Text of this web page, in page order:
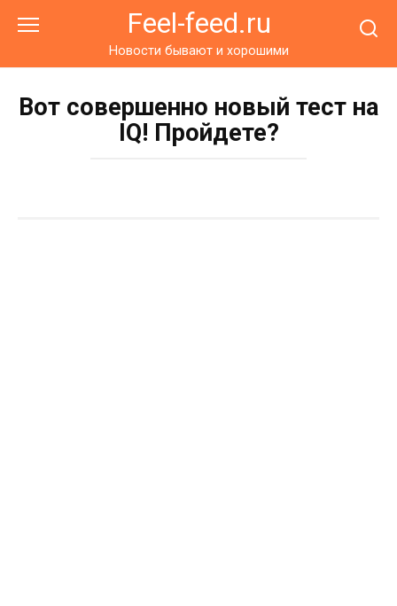
Feel-feed.ru
Новости бывают и хорошими
Вот совершенно новый тест на
IQ! Пройдете?